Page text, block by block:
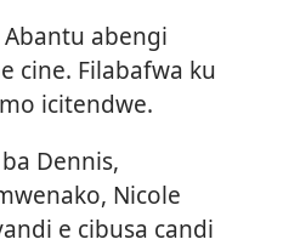
Abantu abengi
cine. Filabafwa ku
icitendwe.
Dennis,
Nicole
e cibusa candi